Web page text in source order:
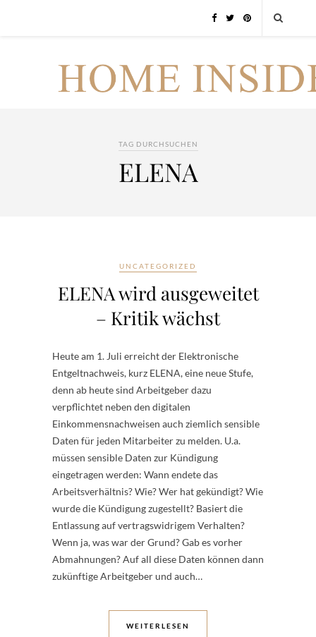
TAG DURCHSUCHEN
ELENA
UNCATEGORIZED
ELENA wird ausgeweitet
– Kritik wächst
Heute am 1. Juli erreicht der Elektronische
Entgeltnachweis, kurz ELENA, eine neue Stufe,
denn ab heute sind Arbeitgeber dazu
verpflichtet neben den digitalen
Einkommensnachweisen auch ziemlich sensible
Daten für jeden Mitarbeiter zu melden. U.a.
müssen sensible Daten zur Kündigung
eingetragen werden: Wann endete das
Arbeitsverhältnis? Wie? Wer hat gekündigt? Wie
wurde die Kündigung zugestellt? Basiert die
Entlassung auf vertragswidrigem Verhalten?
Wenn ja, was war der Grund? Gab es vorher
Abmahnungen? Auf all diese Daten können dann
zukünftige Arbeitgeber und auch…
WEITERLESEN